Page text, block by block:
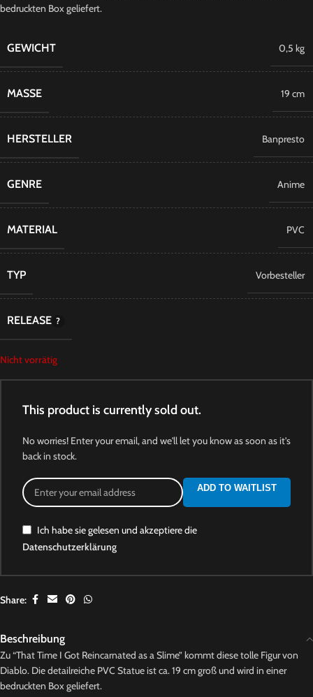
bedruckten Box geliefert.
GEWICHT 0,5 kg
MASSE 19 cm
HERSTELLER Banpresto
GENRE Anime
MATERIAL PVC
TYP Vorbesteller
RELEASE
Nicht vorrätig
This product is currently sold out.
No worries! Enter your email, and we'll let you know as soon as it's
back in stock.
ADD TO WAITLIST
Ich habe sie gelesen und akzeptiere die
Datenschutzerklärung
Share:
Beschreibung
Zu “That Time I Got Reincarnated as a Slime” kommt diese tolle Figur von
Diablo. Die detailreiche PVC Statue ist ca. 19 cm groß und wird in einer
bedruckten Box geliefert.